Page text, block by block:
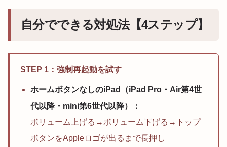
自分でできる対処法【4ステップ】
STEP 1：強制再起動を試す
ホームボタンなしのiPad（iPad Pro・Air第4世
代以降・mini第6世代以降）：
ボリューム上げる→ボリューム下げる→トップ
ボタンをAppleロゴが出るまで長押し